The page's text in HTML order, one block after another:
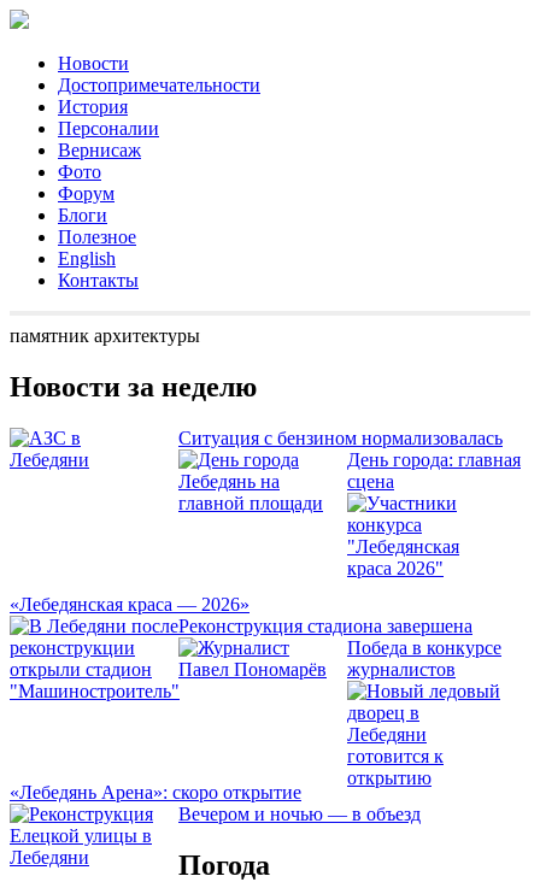
Новости
Достопримечательности
История
Персоналии
Вернисаж
Фото
Форум
Блоги
Полезное
English
Контакты
памятник архитектуры
Новости за неделю
Ситуация с бензином нормализовалась
День города: главная
сцена
«Лебедянская краса — 2026»
Реконструкция стадиона завершена
Победа в конкурсе
журналистов
«Лебедянь Арена»: скоро открытие
Вечером и ночью — в объезд
Погода